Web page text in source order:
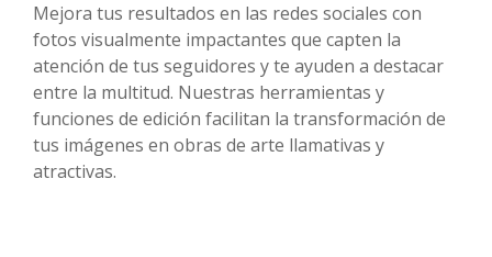
Mejora tus resultados en las redes sociales con
fotos visualmente impactantes que capten la
atención de tus seguidores y te ayuden a destacar
entre la multitud. Nuestras herramientas y
funciones de edición facilitan la transformación de
tus imágenes en obras de arte llamativas y
atractivas.